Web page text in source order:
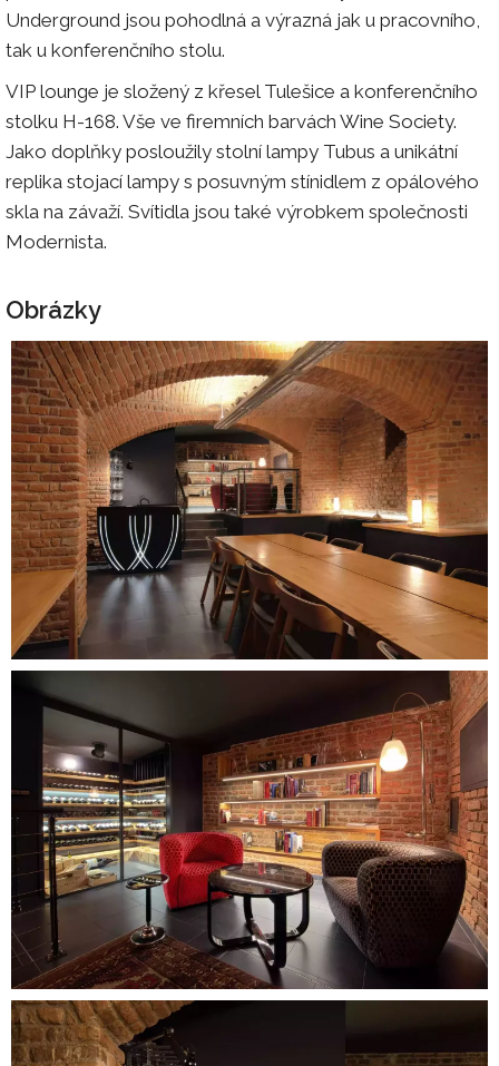
Underground jsou pohodlná a výrazná jak u pracovního,
tak u konferenčního stolu.
VIP lounge je složený z křesel Tulešice a konferenčního
stolku H-168. Vše ve firemních barvách Wine Society.
Jako doplňky posloužily stolní lampy Tubus a unikátní
replika stojací lampy s posuvným stínidlem z opálového
skla na závaží. Svítidla jsou také výrobkem společnosti
Modernista.
Obrázky